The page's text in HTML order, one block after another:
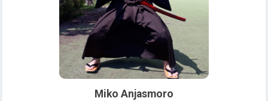
Miko Anjasmoro